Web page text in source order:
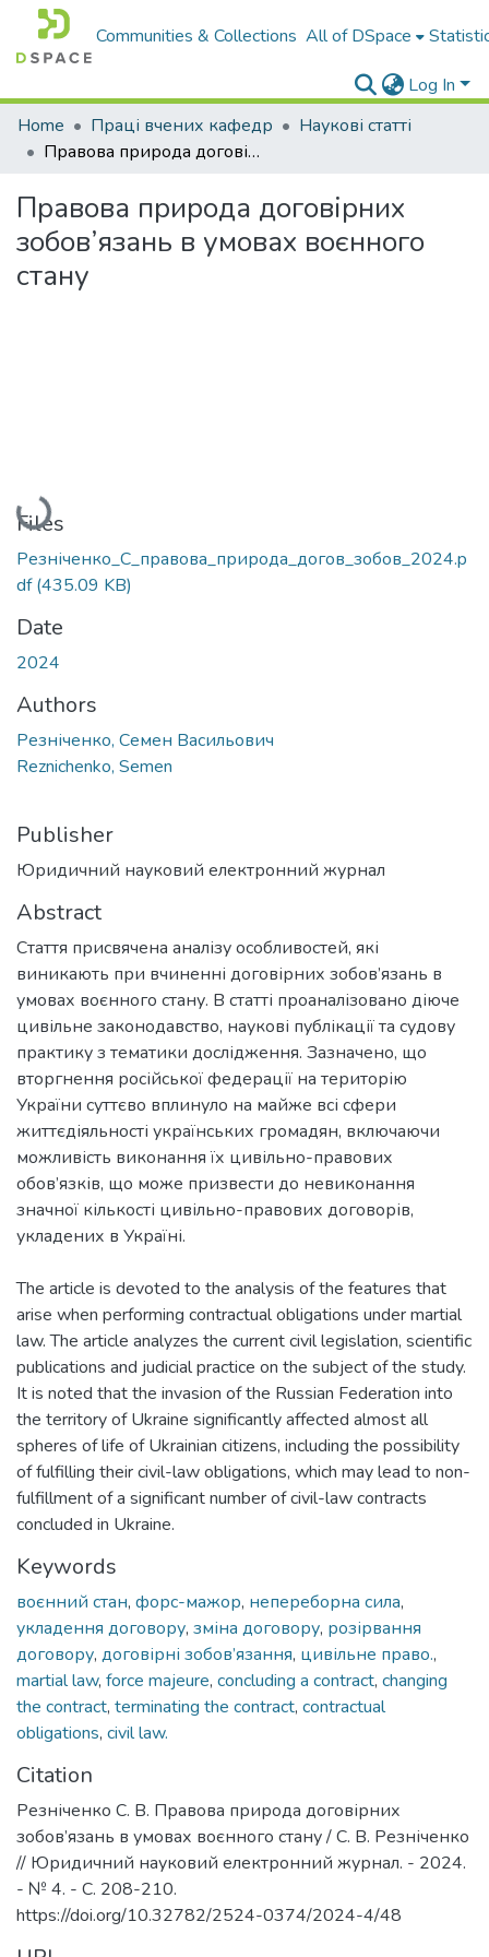
Communities & Collections All of DSpace
Log In
Home
Праці вчених кафедр
Наукові статті
Правова природа договірних зобов’язань в умовах воєнного стану
Правова природа договірних
зобов’язань в умовах воєнного
стану
Loading...
Files
Резніченко_С_правова_природа_догов_зобов_2024.p
df(435.09 KB)
Date
2024
Authors
Резніченко, Семен Васильович
Reznichenko, Semen
Publisher
Юридичний науковий електронний журнал
Abstract
Стаття присвячена аналізу особливостей, які
виникають при вчиненні договірних зобов’язань в
умовах воєнного стану. В статті проаналізовано діюче
цивільне законодавство, наукові публікації та судову
практику з тематики дослідження. Зазначено, що
вторгнення російської федерації на територію
України суттєво вплинуло на майже всі сфери
життєдіяльності українських громадян, включаючи
можливість виконання їх цивільно-правових
обов’язків, що може призвести до невиконання
значної кількості цивільно-правових договорів,
укладених в Україні.
The article is devoted to the analysis of the features that
arise when performing contractual obligations under martial
law. The article analyzes the current civil legislation, scientific
publications and judicial practice on the subject of the study.
It is noted that the invasion of the Russian Federation into
the territory of Ukraine significantly affected almost all
spheres of life of Ukrainian citizens, including the possibility
of fulfilling their civil-law obligations, which may lead to non-
fulfillment of a significant number of civil-law contracts
concluded in Ukraine.
Keywords
воєнний стан, форс-мажор, непереборна сила,
укладення договору, зміна договору, розірвання
договору, договірні зобов’язання, цивільне право.,
martial law, force majeure, concluding a contract, changing
the contract, terminating the contract, contractual
obligations, civil law.
Citation
Резніченко С. В. Правова природа договірних
зобов’язань в умовах воєнного стану / С. В. Резніченко
// Юридичний науковий електронний журнал. - 2024.
- № 4. - С. 208-210.
https://doi.org/10.32782/2524-0374/2024-4/48